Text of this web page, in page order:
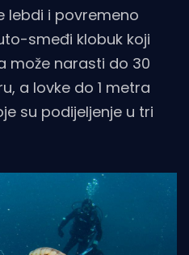
lebdi i povremeno
smeđi klobuk koji
može narasti do 30
a lovke do 1 metra
su podijeljenje u tri